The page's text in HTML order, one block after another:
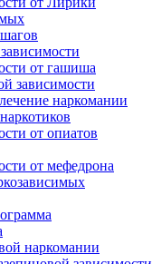
от гашиша
зависимости
наркомании
от опиатов
от мефедрона
наркомании